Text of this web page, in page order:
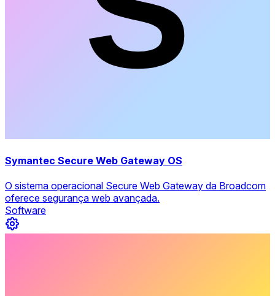
Symantec Secure Web Gateway OS
O sistema operacional Secure Web Gateway da Broadcom
oferece segurança web avançada.
Software